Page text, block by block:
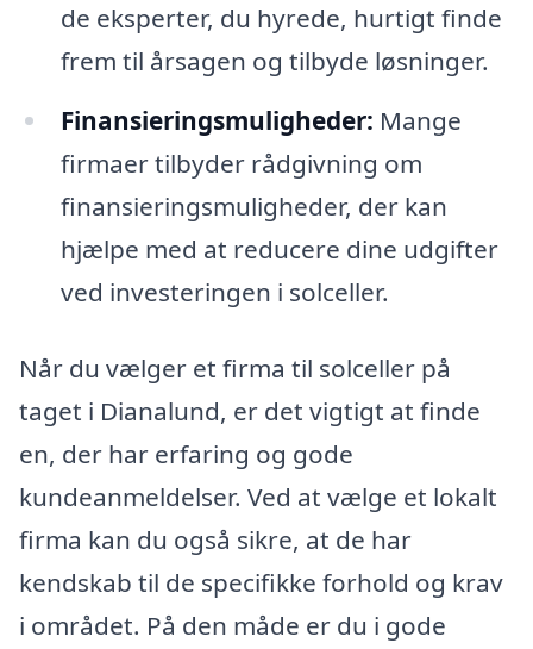
de eksperter, du hyrede, hurtigt finde
frem til årsagen og tilbyde løsninger.
Finansieringsmuligheder: Mange
firmaer tilbyder rådgivning om
finansieringsmuligheder, der kan
hjælpe med at reducere dine udgifter
ved investeringen i solceller.
Når du vælger et firma til solceller på
taget i Dianalund, er det vigtigt at finde
en, der har erfaring og gode
kundeanmeldelser. Ved at vælge et lokalt
firma kan du også sikre, at de har
kendskab til de specifikke forhold og krav
i området. På den måde er du i gode